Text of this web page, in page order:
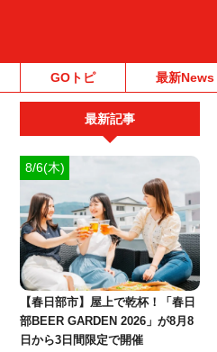
GOトピ 最新News
最新記事
8/6(木)
【春日部市】屋上で乾杯！「春日
部BEER GARDEN 2026」が8月8
日から3日間限定で開催